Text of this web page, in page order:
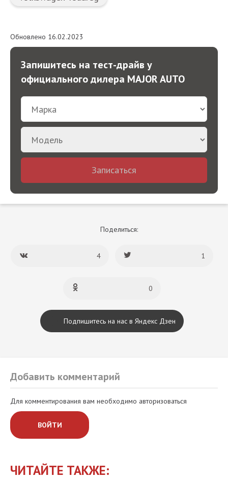
Обновлено 16.02.2023
Запишитесь на тест-драйв у
официального дилера MAJOR AUTO
Записаться
Поделиться:
4 1
0
Подпишитесь на нас в Яндекс Дзен
Добавить комментарий
Для комментирования вам необходимо авторизоваться
ВОЙТИ
ЧИТАЙТЕ ТАКЖЕ: